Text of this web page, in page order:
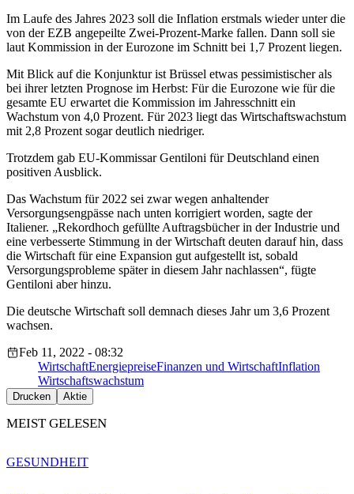
Im Laufe des Jahres 2023 soll die Inflation erstmals wieder unter die
von der EZB angepeilte Zwei-Prozent-Marke fallen. Dann soll sie
laut Kommission in der Eurozone im Schnitt bei 1,7 Prozent liegen.
Mit Blick auf die Konjunktur ist Brüssel etwas pessimistischer als
bei ihrer letzten Prognose im Herbst: Für die Eurozone wie für die
gesamte EU erwartet die Kommission im Jahresschnitt ein
Wachstum von 4,0 Prozent. Für 2023 liegt das Wirtschaftswachstum
mit 2,8 Prozent sogar deutlich niedriger.
Trotzdem gab EU-Kommissar Gentiloni für Deutschland einen
positiven Ausblick.
Das Wachstum für 2022 sei zwar wegen anhaltender
Versorgungsengpässe nach unten korrigiert worden, sagte der
Italiener. „Rekordhoch gefüllte Auftragsbücher in der Industrie und
eine verbesserte Stimmung in der Wirtschaft deuten darauf hin, dass
die Wirtschaft für eine Expansion gut aufgestellt ist, sobald
Versorgungsprobleme später in diesem Jahr nachlassen“, fügte
Gentiloni aber hinzu.
Die deutsche Wirtschaft soll demnach dieses Jahr um 3,6 Prozent
wachsen.
Feb 11, 2022 - 08:32
WirtschaftEnergiepreiseFinanzen und WirtschaftInflation
Wirtschaftswachstum
Drucken Aktie
MEIST GELESEN
GESUNDHEIT